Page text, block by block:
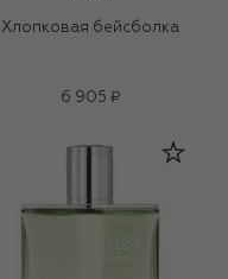
Хлопковая бейсболка
6 905 ₽